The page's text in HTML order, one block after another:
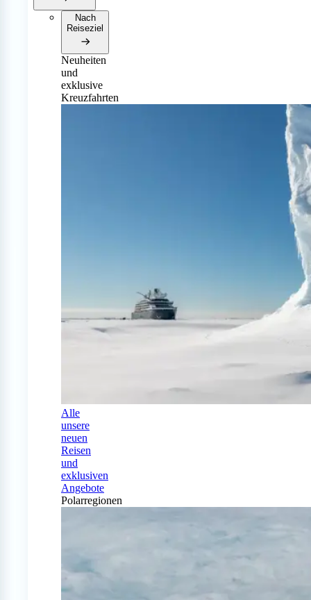
Nach
Reiseziel
Neuheiten
und
exklusive
Kreuzfahrten
Alle
unsere
neuen
Reisen
und
exklusiven
Angebote
Polarregionen